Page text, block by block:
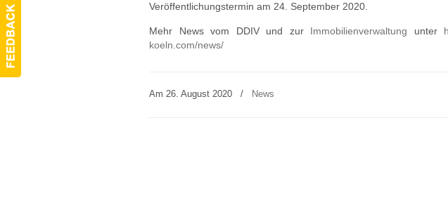
Veröffentlichungstermin am 24. September 2020.
Mehr News vom DDIV und zur Immobilienverwaltung unter
koeln.com/news/
Am 26. August 2020 / News